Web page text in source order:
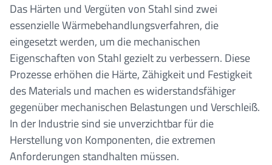
Das Härten und Vergüten von Stahl sind zwei
essenzielle Wärmebehandlungsverfahren, die
eingesetzt werden, um die mechanischen
Eigenschaften von Stahl gezielt zu verbessern. Diese
Prozesse erhöhen die Härte, Zähigkeit und Festigkeit
des Materials und machen es widerstandsfähiger
gegenüber mechanischen Belastungen und Verschleiß.
In der Industrie sind sie unverzichtbar für die
Herstellung von Komponenten, die extremen
Anforderungen standhalten müssen.